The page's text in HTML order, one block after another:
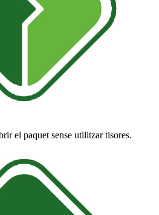
el paquet sense utilitzar tisores.